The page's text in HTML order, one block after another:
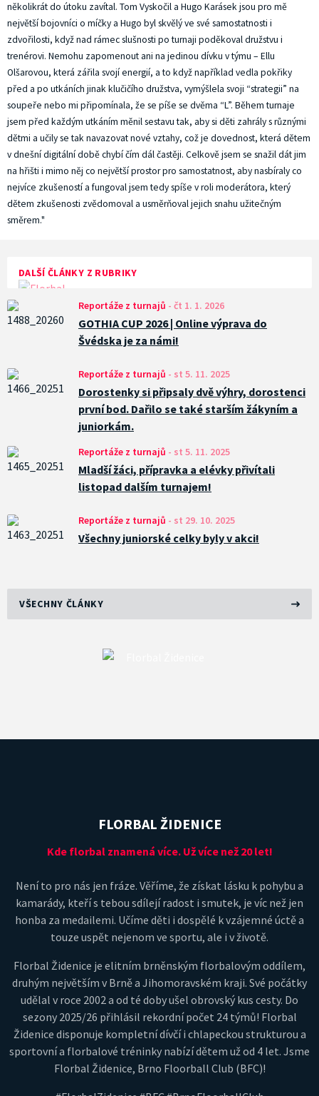
DALŠÍ ČLÁNKY Z RUBRIKY
Reportáže z turnajů - čt 1. 1. 2026
GOTHIA CUP 2026 | Online výprava do
Švédska je za námi!
Reportáže z turnajů - st 5. 11. 2025
Dorostenky si připsaly dvě výhry, dorostenci
první bod. Dařilo se také starším žákyním a
juniorkám.
Reportáže z turnajů - st 5. 11. 2025
Mladší žáci, přípravka a elévky přivítali
listopad dalším turnajem!
Reportáže z turnajů - st 29. 10. 2025
Všechny juniorské celky byly v akci!
VŠECHNY ČLÁNKY
několikrát do útoku zavítal. Tom Vyskočil a Hugo Karásek jsou pro mě
největší bojovníci o míčky a Hugo byl skvělý ve své samostatnosti i
zdvořilosti, když nad rámec slušnosti po turnaji poděkoval družstvu i
trenérovi. Nemohu zapomenout ani na jedinou dívku v týmu – Ellu
Olšarovou, která zářila svojí energií, a to když například vedla pokřiky
před a po utkáních jinak klučičího družstva, vymýšlela svoji “strategii” na
soupeře nebo mi připomínala, že se píše se dvěma “L”. Během turnaje
jsem před každým utkáním měnil sestavu tak, aby si děti zahrály s různými
dětmi a učily se tak navazovat nové vztahy, což je dovednost, která dětem
v dnešní digitální době chybí čím dál častěji. Celkově jsem se snažil dát jim
na hřišti i mimo něj co největší prostor pro samostatnost, aby nasbíraly co
nejvíce zkušeností a fungoval jsem tedy spíše v roli moderátora, který
dětem zkušenosti zvědomoval a usměrňoval jejich snahu užitečným
směrem."
FLORBAL ŽIDENICE
Kde florbal znamená více. Už více než 20 let!
Není to pro nás jen fráze. Věříme, že získat lásku k pohybu a
kamarády, kteří s tebou sdílejí radost i smutek, je víc než jen
honba za medailemi. Učíme děti i dospělé k vzájemné úctě a
touze uspět nejenom ve sportu, ale i v životě.
Florbal Židenice je elitním brněnským florbalovým oddílem,
druhým největším v Brně a Jihomoravském kraji. Své počátky
udělal v roce 2002 a od té doby ušel obrovský kus cesty. Do
sezony 2025/26 přihlásil rekordní počet 24 týmů! Florbal
Židenice disponuje kompletní dívčí i chlapeckou strukturou a
sportovní a florbalové tréninky nabízí dětem už od 4 let. Jsme
Florbal Židenice, Brno Floorball Club (BFC)!